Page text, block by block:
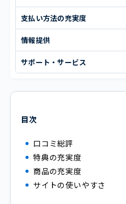
支払い方法の充実度
情報提供
サポート・サービス
目次
口コミ総評
特典の充実度
商品の充実度
サイトの使いやすさ